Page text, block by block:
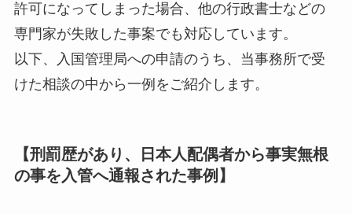
許可になってしまった場合、他の行政書士などの
専門家が失敗した事案でも対応しています。
以下、入国管理局への申請のうち、当事務所で受
けた相談の中から一例をご紹介します。
【刑罰歴があり、日本人配偶者から事実無根
の事を入管へ通報された事例】